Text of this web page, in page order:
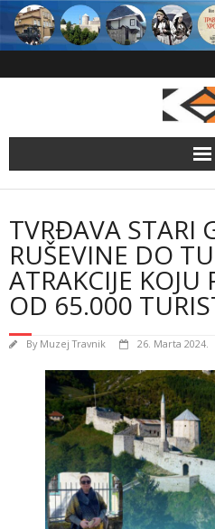
Skip
content
TVRĐAVA STARI
RUŠEVINE DO
ATRAKCIJE KOJU
OD 65.000
By Muzej Travnik 26. Marta 2024.